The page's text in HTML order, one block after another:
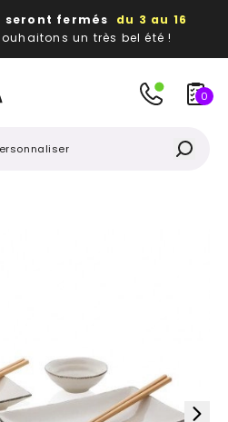
seront fermés du 3 au 16
un très bel été !
0